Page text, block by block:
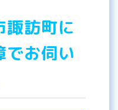
訪町に
でお伺い